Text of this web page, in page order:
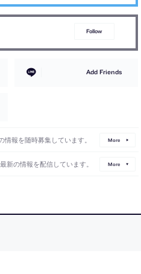
Follow
Add Friends
報を随時募集しています。 More
新の情報を配信しています。 More